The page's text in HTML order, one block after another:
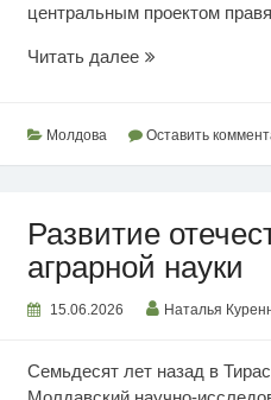
центральным проектом
Читать далееМыльный
ожиданий
Молдова Оставить
Развитие
аграрной науки
15.06.2026 Наталья
Семьдесят лет назад в